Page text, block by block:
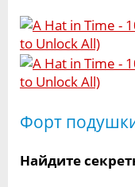
Форт
Найдите